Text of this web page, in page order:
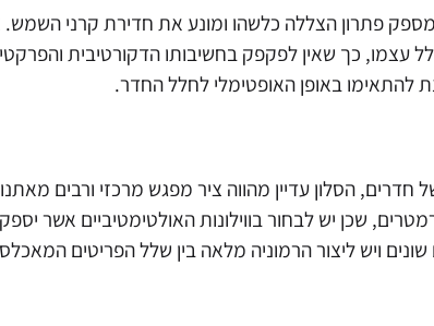
פתרון הצללה כלשהו ומונע את חדירת קרני השמש.
כך שאין לפקפק בחשיבותו הדקורטיבית
באופן האופטימלי לחלל החדר.
הסלון עדיין מהווה ציר מפגש מרכזי ורבים
שכן יש לבחור בווילונות האולטימטיביים אשר
ויש ליצור הרמוניה מלאה בין שלל הפריטים